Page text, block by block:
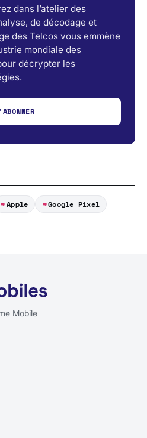
dans l’atelier des
de décodage et
des Telcos vous emmène
mondiale des
décrypter les
Apple
Google Pixel
Mobile